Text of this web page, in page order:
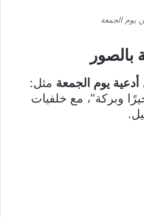
يوم الجمعة
بالصور
أدعية يوم الجمعة مثل:
وبركة”، مع خلفيات